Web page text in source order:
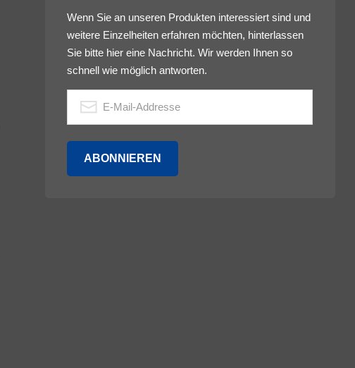
Wenn Sie an unseren Produkten interessiert sind und
weitere Einzelheiten erfahren möchten, hinterlassen
Sie bitte hier eine Nachricht. Wir werden Ihnen so
schnell wie möglich antworten.